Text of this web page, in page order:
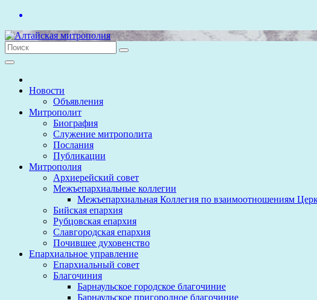
Перейти
содержимому
Новости
Объявления
Митрополит
Биография
Служение митрополита
Послания
Публикации
Митрополия
Архиерейский совет
Межъепархиальные коллегии
Межъепархиальная Коллегия по взаимоотношениям
Бийская епархия
Рубцовская епархия
Славгородская епархия
Почившее духовенство
Епархиальное управление
Епархиальный совет
Благочиния
Барнаульское городское благочиние
Барнаульское пригородное благочиние